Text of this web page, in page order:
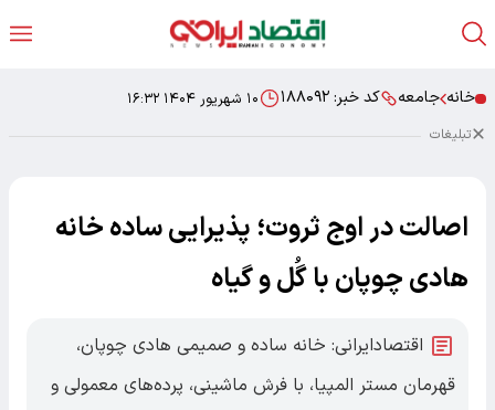
خانه جامعه کد خبر: ۱۸۸۰۹۲ ۱۰ شهریور ۱۴۰۴ ۱۶:۳۲
تبلیغات
اصالت در اوج ثروت؛ پذیرایی ساده خانه
هادی چوپان با گُل و گیاه
اقتصادایرانی: خانه ساده و صمیمی هادی چوپان،
قهرمان مستر المپیا، با فرش ماشینی، پرده‌های معمولی و